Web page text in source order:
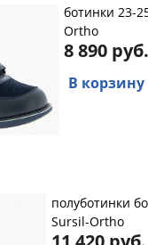
ботинки 23-
Ortho
8 890 руб.
В корзину
полуботинки
Sursil-Ortho